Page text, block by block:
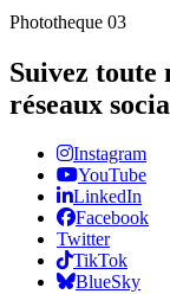
Phototheque 03
Suivez toute
réseaux
Instagram
YouTube
LinkedIn
Facebook
Twitter
TikTok
BlueSky